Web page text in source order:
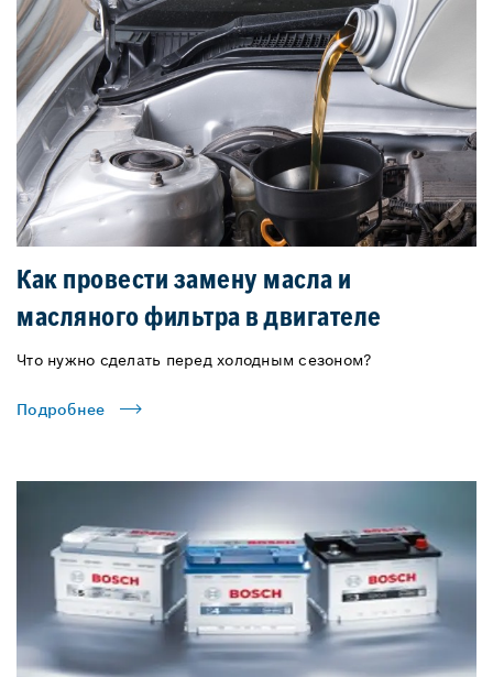
Как провести замену масла и
масляного фильтра в двигателе
Что нужно сделать перед холодным сезоном?
Подробнее